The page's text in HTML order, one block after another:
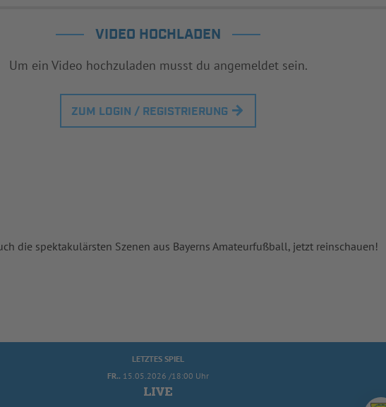
VIDEO HOCHLADEN
Um ein Video hochzuladen musst du angemeldet sein.
ZUM LOGIN / REGISTRIERUNG
die spektakulärsten Szenen aus Bayerns Amateurfußball, jetzt reinschauen!
LETZTES SPIEL
FR.. 15.05.2026 /18:00 Uhr